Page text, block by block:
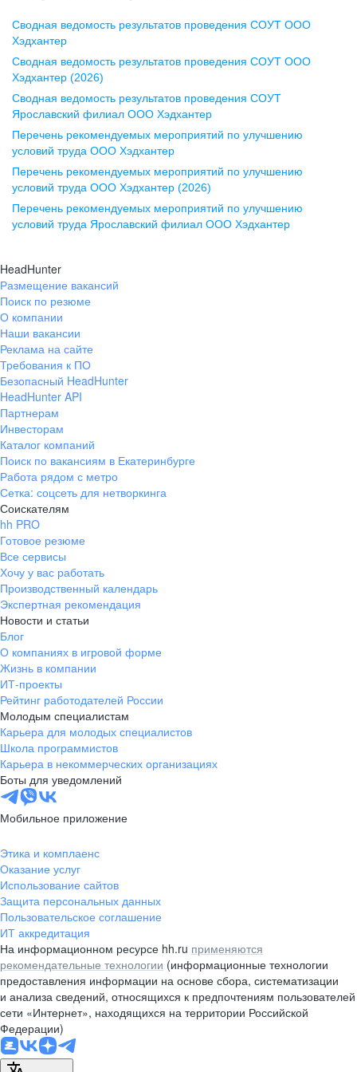
Воронеж
ул. Комиссаржевской, д. 10,
офис 1212
+7 473 280-05-05
pr@vrn.hh.ru
ул. Спартаковская, д. 2А, этаж 3,
помещение 15
+7 843 212-12-50
Екатеринбург
ул. Боевых Дружин, стр. 20,
+7 343 226-79-99
pr@ural.hh.ru
ул. Янковского, д. 169, 7 этаж,
706 каб.
+7 861 205-55-57
pr@krd.hh.ru
Владивосток
пер. Ланинский д. 4, офис 3.4
+7 423 202-33-28
pr@dv.hh.ru
Новосибирск
ул. Большевистская, д. 35,
помещение 21
+7 383 207-94-64
pr@nsk.hh.ru
Минск
пр-т Дзержинского, д. 57,
10 этаж, помещение 45-1
+375 (17)336-03-02
Алматы
пр. Абая, д. 151, БЦ Алатау,
12 этаж, офис 1209
+7 727 232-13-13
pr@headhunter.com.kz
Сводная ведомость результатов проведения СОУТ ООО
Хэдхантер
Сводная ведомость результатов проведения СОУТ ООО
Хэдхантер (2026)
Сводная ведомость результатов проведения СОУТ
Ярославский филиал ООО Хэдхантер
Перечень рекомендуемых мероприятий по улучшению
условий труда ООО Хэдхантер
Перечень рекомендуемых мероприятий по улучшению
условий труда ООО Хэдхантер (2026)
Перечень рекомендуемых мероприятий по улучшению
условий труда Ярославский филиал ООО Хэдхантер
HeadHunter
Размещение вакансий
Поиск по резюме
О компании
Наши вакансии
Реклама на сайте
Требования к ПО
Безопасный HeadHunter
HeadHunter API
Партнерам
Инвесторам
Каталог компаний
Поиск по вакансиям в Екатеринбурге
Работа рядом с метро
Сетка: соцсеть для нетворкинга
Соискателям
hh PRO
Готовое резюме
Все сервисы
Хочу у вас работать
Производственный календарь
Экспертная рекомендация
Новости и статьи
Блог
О компаниях в игровой форме
Жизнь в компании
ИТ-проекты
Рейтинг работодателей России
Молодым специалистам
Карьера для молодых специалистов
Школа программистов
Карьера в некоммерческих организациях
Боты для уведомлений
Мобильное приложение
Этика и комплаенс
Оказание услуг
Использование сайтов
Защита персональных данных
Пользовательское соглашение
ИТ аккредитация
На информационном ресурсе hh.ru применяются
рекомендательные технологии (информационные технологии
предоставления информации на основе сбора, систематизации
и анализа сведений, относящихся к предпочтениям пользователей
сети «Интернет», находящихся на территории Российской
Федерации)